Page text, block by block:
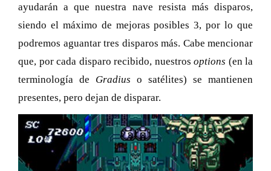
ayudarán a que nuestra nave resista más disparos,
siendo el máximo de mejoras posibles 3, por lo que
podremos aguantar tres disparos más. Cabe mencionar
que, por cada disparo recibido, nuestros options (en la
terminología de Gradius o satélites) se mantienen
presentes, pero dejan de disparar.